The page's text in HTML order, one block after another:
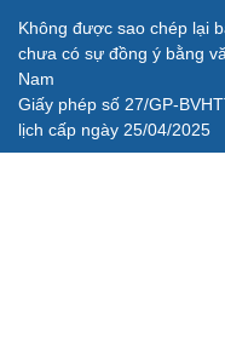
Không được sao chép lại
chưa có sự đồng ý bằng
Nam
Giấy phép số 27/GP-
lịch cấp ngày 25/04/2025